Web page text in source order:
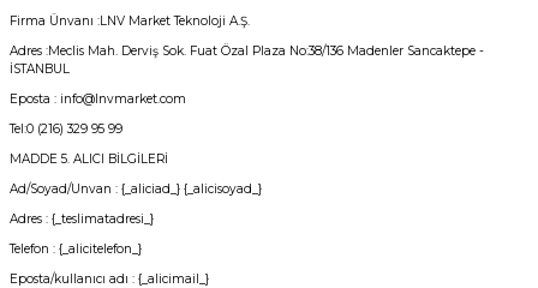
Firma Ünvanı :LNV Market Teknoloji A.Ş.
Adres :Meclis Mah. Derviş Sok. Fuat Özal Plaza No:38/136 Madenler Sancaktepe -
İSTANBUL
Eposta : info@lnvmarket.com
Tel:0 (216) 329 95 99
MADDE 5. ALICI BİLGİLERİ
Ad/Soyad/Unvan : {_aliciad_} {_alicisoyad_}
Adres : {_teslimatadresi_}
Telefon : {_alicitelefon_}
Eposta/kullanıcı adı : {_alicimail_}